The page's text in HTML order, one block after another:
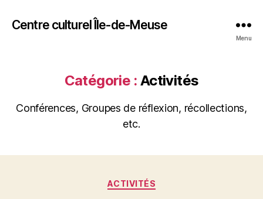
Centre culturel Île-de-Meuse
Menu
Catégorie : Activités
Conférences, Groupes de réflexion, récollections,
etc.
Catégories
ACTIVITÉS